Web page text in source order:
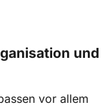
und
vor allem